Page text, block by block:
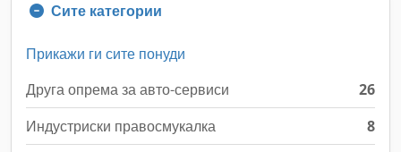
Сите категории
Прикажи ги сите понуди
Друга опрема за авто-сервиси
26
Индустриски правосмукалка
8